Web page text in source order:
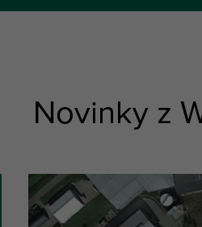
Novinky z